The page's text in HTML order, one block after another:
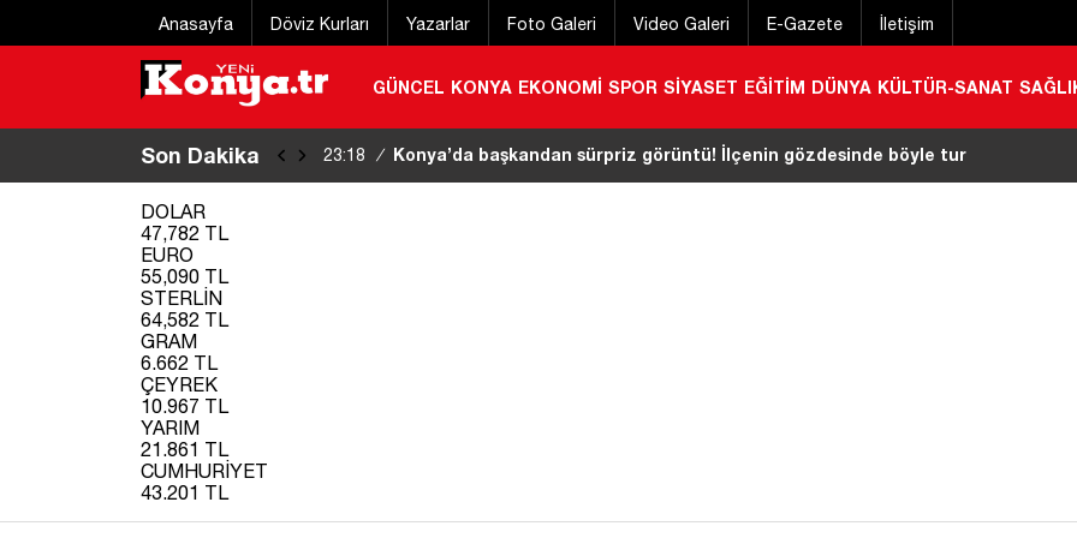
Anasayfa Döviz Kurları Yazarlar Foto Galeri Video Galeri E-Gazete İletişim
GÜNCEL KONYA EKONOMİ SPOR SİYASET EĞİTİM DÜNYA KÜLTÜR-SANAT
Son Dakika 23:07 / Çerçeve Yasa teklifi komisyondan geçti: Gözler Genel Kurul’da |
DOLAR
47,782 TL
EURO
55,090 TL
STERLİN
64,582 TL
GRAM
6.662 TL
ÇEYREK
10.967 TL
YARIM
21.861 TL
CUMHURİYET
43.201 TL